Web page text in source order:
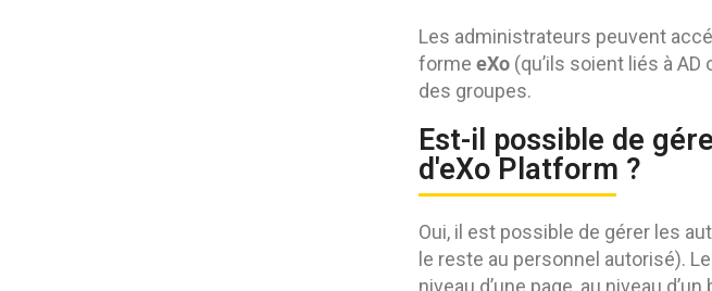
Les administrateurs peuvent
forme eXo (qu’ils soient liés à
des groupes.
Est-il possible de
d'eXo Platform ?
Oui, il est possible de gérer les
le reste au personnel autorisé).
niveau d’une page, au niveau